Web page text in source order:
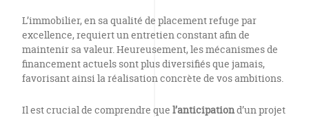
L’immobilier, en sa qualité de placement refuge par
excellence, requiert un entretien constant afin de
maintenir sa valeur. Heureusement, les mécanismes de
financement actuels sont plus diversifiés que jamais,
favorisant ainsi la réalisation concrète de vos ambitions.
Il est crucial de comprendre que l’anticipationd’un projet